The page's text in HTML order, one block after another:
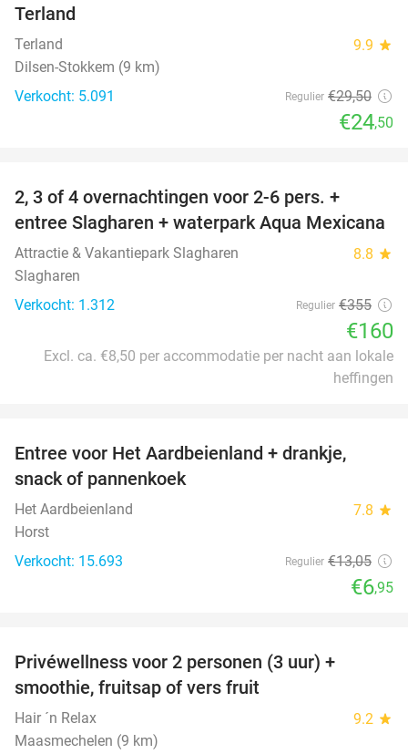
Terland
Terland 9.9 star
Dilsen-Stokkem (9 km)
Verkocht: 5.091
Regulier €29,50
€24,50
2, 3 of 4 overnachtingen voor 2-6 pers. +
entree Slagharen + waterpark Aqua Mexicana
Attractie & Vakantiepark Slagharen 8.8 star
Slagharen
Verkocht: 1.312
Regulier €355
€160
Excl. ca. €8,50 per accommodatie per nacht aan lokale
heffingen
Entree voor Het Aardbeienland + drankje,
snack of pannenkoek
Het Aardbeienland 7.8 star
Horst
Verkocht: 15.693
Regulier €13,05
€6,95
Privéwellness voor 2 personen (3 uur) +
smoothie, fruitsap of vers fruit
Hair ´n Relax 9.2 star
Maasmechelen (9 km)